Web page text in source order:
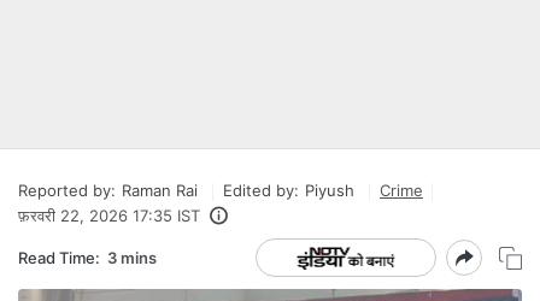
Reported by: Raman Rai Edited by: Piyush
Crime
फ़रवरी 22, 2026 17:35 IST
Read Time: 3 mins